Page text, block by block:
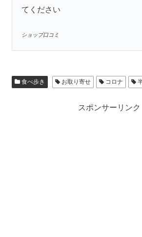
てください
ショップ口コミ
食べ歩き お取り寄せ コロナ
スポンサーリンク